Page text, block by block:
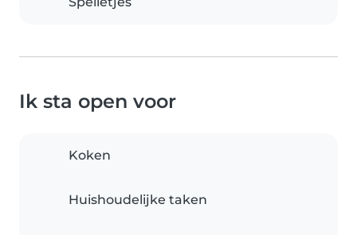
Ik sta open voor
Koken
Huishoudelijke taken